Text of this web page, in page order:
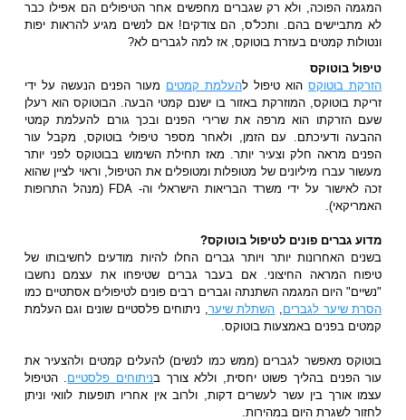
המגמה הפוכה, ולא רק שגברים מחפשים אחר הטיפולים הם אפילו כבר
לא מתביישים בהם. ותכל'ס, הם צודקים! אם לנשים מגיע להראות יפות
ונטולות קמטים בעזרת בוטוקס, אז למה לגברים לא?
טיפול בוטוקס
הזרקת בוטוקסהוא טיפול להעלמת קמטים מעור הפנים הנעשה על ידי
זריקת בוטוקס, המוזרקת באזור בו ישנם קמטי הבעה. הבוטוקס הוא רעלן
שעם הזרקתו הוא מרפה את שרירי הפנים ובכך גורם להעלמת קמטי
ההבעה ודעיכתם. עם הזמן, ולאחר מספר טיפולי בוטוקס, מקבל עור
הפנים מראה חלק וצעיר יותר. מאז תחילת השימוש בבוטוקס לפני יותר
מעשור עברו מיליונים של מטופלות ומטופלים את הטיפול, וראוי לציין שהוא
זכה לאישור על ידי משרד הבריאות הישראלי וה- FDA (מנהל התרופות
האמריקאי).
מדוע גברים פונים לטיפול בוטוקס?
בשנים האחרונות יותר ויותר גברים החלו להיות מודעים לחשיבותו של
טיפוח המראה החיצוני. אם בעבר גברים שטיפחו את עצמם נחשבו
"נשיים" היום המגמה השתנתה וגברים רבים פונים לטיפולים אסתטיים כמו
הסרת שיער לגברים, השתלת שיער, ניתוחים פלסטיים שונים וגם העלמת
קמטים בפנים באמצעות בוטוקס.
בוטוקס מאפשר לגברים (ממש כמו לנשים) להעלים קמטים ולהצעיר את
עור הפנים בהליך פשוט יחסית, וללא צורך בניתוחים פלסטיים. הטיפול
עצמו אורך בין עשר לעשרים דקות, ולרוב אין אחריו תופעות לוואי וניתן
לחזור לשגרת היום במהירות.